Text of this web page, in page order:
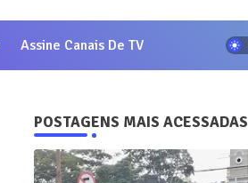
Assine Canais De TV
POSTAGENS MAIS ACESSADAS